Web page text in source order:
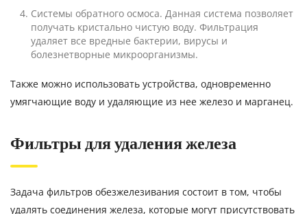
Системы обратного осмоса. Данная система позволяет
получать кристально чистую воду. Фильтрация
удаляет все вредные бактерии, вирусы и
болезнетворные микроорганизмы.
Также можно использовать устройства, одновременно
умягчающие воду и удаляющие из нее железо и марганец.
Фильтры для удаления железа
Задача фильтров обезжелезивания состоит в том, чтобы
удалять соединения железа, которые могут присутствовать